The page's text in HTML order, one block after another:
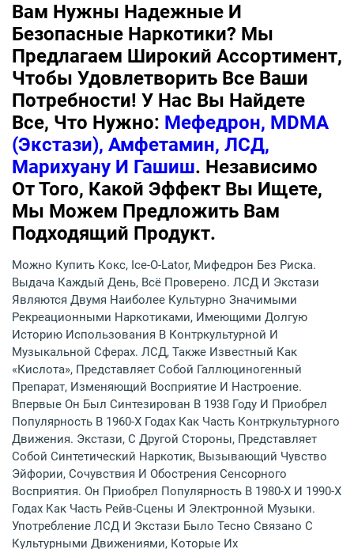
Вам Нужны Надежные И
Безопасные Наркотики? Мы
Предлагаем Широкий Ассортимент,
Чтобы Удовлетворить Все Ваши
Потребности! У Нас Вы Найдете
Все, Что Нужно: Мефедрон, MDMA
(экстази), Амфетамин, ЛСД,
Марихуану И Гашиш. Независимо
От Того, Какой Эффект Вы Ищете,
Мы Можем Предложить Вам
Подходящий Продукт.
Можно Купить Кокс, Ice-O-Lator, Мифедрон Без Риска.
Выдача Каждый День, Всё Проверено. ЛСД И Экстази
Являются Двумя Наиболее Культурно Значимыми
Рекреационными Наркотиками, Имеющими Долгую
Историю Использования В Контркультурной И
Музыкальной Сферах. ЛСД, Также Известный Как
«кислота», Представляет Собой Галлюциногенный
Препарат, Изменяющий Восприятие И Настроение.
Впервые Он Был Синтезирован В 1938 Году И Приобрел
Популярность В 1960-Х Годах Как Часть Контркультурного
Движения. Экстази, С Другой Стороны, Представляет
Собой Синтетический Наркотик, Вызывающий Чувство
Эйфории, Сочувствия И Обострения Сенсорного
Восприятия. Он Приобрел Популярность В 1980-Х И 1990-Х
Годах Как Часть Рейв-Сцены И Электронной Музыки.
Употребление ЛСД И Экстази Было Тесно Связано С
Культурными Движениями, Которые Их